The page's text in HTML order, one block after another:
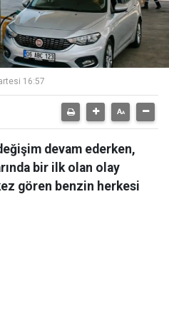
16:57
devam ederken,
bir ilk olan olay
gören benzin herkesi